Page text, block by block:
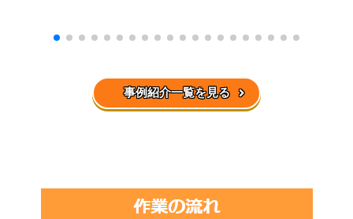
事例紹介一覧を見る